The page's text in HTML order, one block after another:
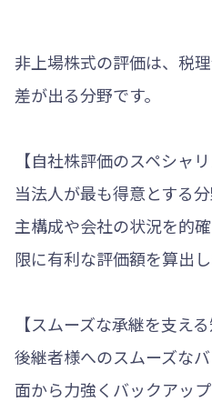
非上場株式の評価は、税
差が出る分野です。
【自社株評価のスペシャリ
当法人が最も得意とする
主構成や会社の状況を的
限に有利な評価額を算出し
【スムーズな承継を支える
後継者様へのスムーズな
面から力強くバックアップ